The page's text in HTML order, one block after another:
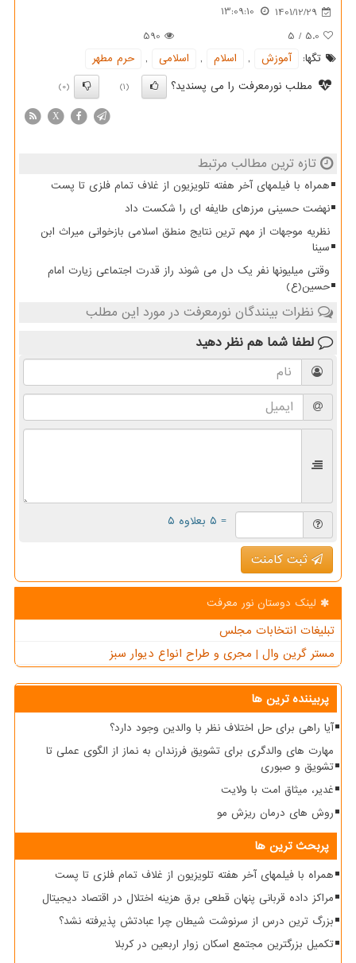
1401/12/29
13:09:10
5.0
/
5
590
تگها:
آموزش , اسلام , اسلامی ,
حرم مطهر
مطلب نورمعرفت را می پسندید؟
(1)
(0)
X
تازه ترین مطالب مرتبط
همراه با فیلمهای آخر هفته تلویزیون از غلاف تمام فلزی تا پست
نهضت حسینی مرزهای طایفه ای را شکست داد
نظریه موجهات از مهم ترین نتایج منطق اسلامی بازخوانی میراث ابن
سینا
وقتی میلیونها نفر یک دل می شوند راز قدرت اجتماعی زیارت امام
حسین(ع)
نظرات بینندگان نورمعرفت در مورد این مطلب
لطفا شما هم نظر دهید
= ۵ بعلاوه ۵
ثبت کامنت
لینک دوستان نور معرفت
تبلیغات انتخابات مجلس
مستر گرین وال | مجری و طراح انواع دیوار سبز
پربیننده ترین ها
آیا راهی برای حل اختلاف نظر با والدین وجود دارد؟
مهارت های والدگری برای تشویق فرزندان به نماز از الگوی عملی تا
تشویق و صبوری
غدیر، میثاق امت با ولایت
روش های درمان ریزش مو
پربحث ترین ها
همراه با فیلمهای آخر هفته تلویزیون از غلاف تمام فلزی تا پست
مراکز داده قربانی پنهان قطعی برق هزینه اختلال در اقتصاد دیجیتال
بزرگ ترین درس از سرنوشت شیطان چرا عبادتش پذیرفته نشد؟
تکمیل بزرگترین مجتمع اسکان زوار اربعین در کربلا